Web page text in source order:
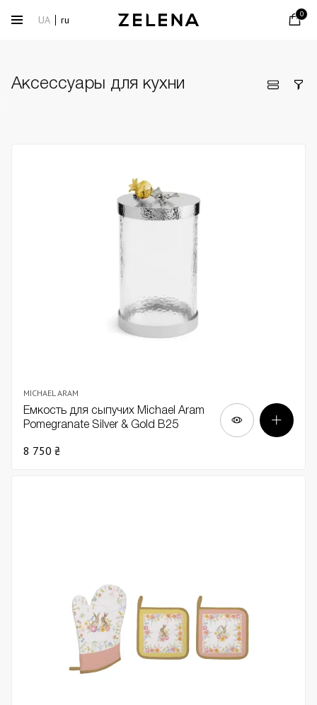
UA ru 0
Аксессуары для кухни
MICHAEL ARAM
Емкость для сыпучих Michael Aram
Pomegranate Silver & Gold В25
8 750 ₴